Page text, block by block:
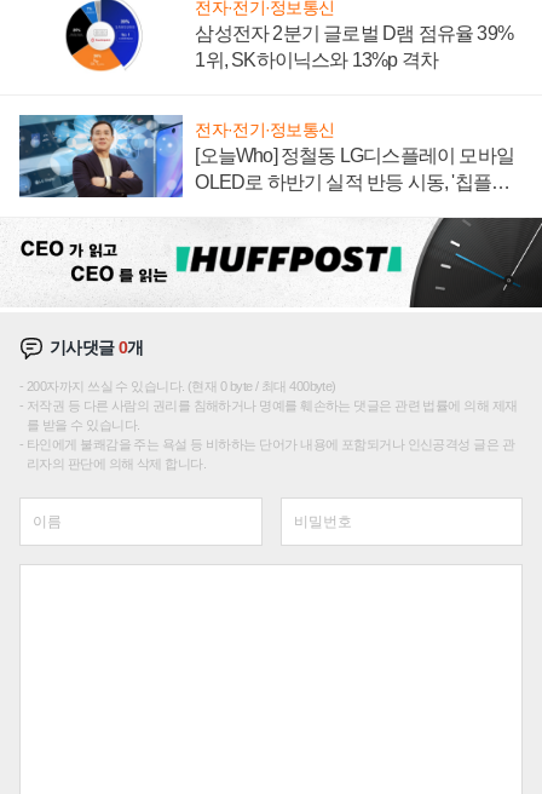
전자·전기·정보통신
삼성전자 2분기 글로벌 D램 점유율 39%
1위, SK하이닉스와 13%p 격차
전자·전기·정보통신
[오늘Who] 정철동 LG디스플레이 모바일
OLED로 하반기 실적 반등 시동, '칩플레
기사댓글0개
200자까지 쓰실 수 있습니다. (현재 0 byte / 최대 400byte)
저작권 등 다른 사람의 권리를 침해하거나 명예를 훼손하는 댓글은 관련 법률에 의해 제재
를 받을 수 있습니다.
타인에게 불쾌감을 주는 욕설 등 비하하는 단어가 내용에 포함되거나 인신공격성 글은 관
리자의 판단에 의해 삭제 합니다.